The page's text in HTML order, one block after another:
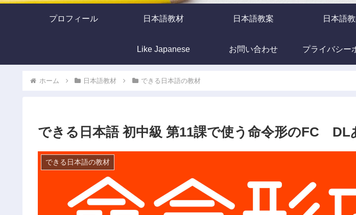
プロフィール 日本語教材 日本語教案 日本語
Like Japanese お問い合わせ プライバシー
ホーム 日本語教材 できる日本語の教材
できる日本語 初中級 第11課で使う命令形のFC DL
できる日本語の教材